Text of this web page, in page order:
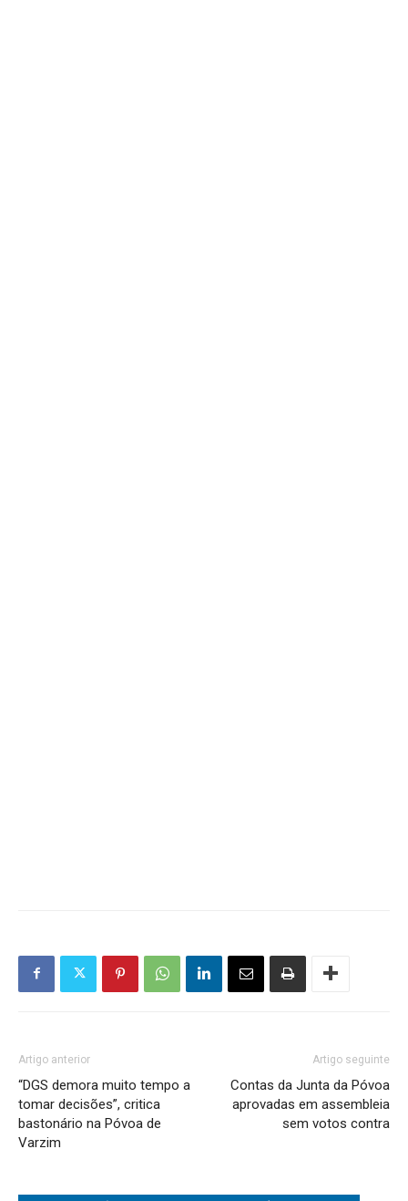
Artigo anterior
“DGS demora muito tempo a
tomar decisões”, critica
bastonário na Póvoa de
Varzim
Artigo seguinte
Contas da Junta da Póvoa
aprovadas em assembleia
sem votos contra